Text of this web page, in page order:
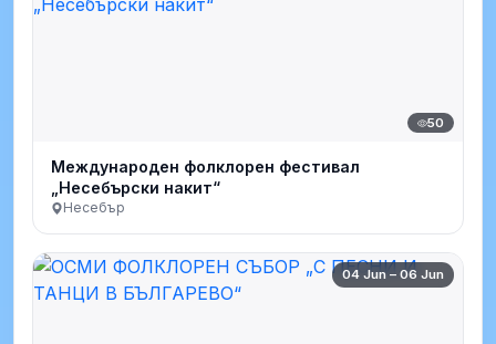
50
Международен фолклорен фестивал
„Несебърски накит“
Несебър
04 Jun – 06 Jun